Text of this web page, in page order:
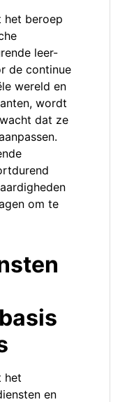
het beroep
leer-
de continue
wereld en
wordt
dat ze
om te
het
en